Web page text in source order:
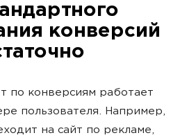
конверсий
по конверсиям работает
пользователя. Например,
на сайт по рекламе,